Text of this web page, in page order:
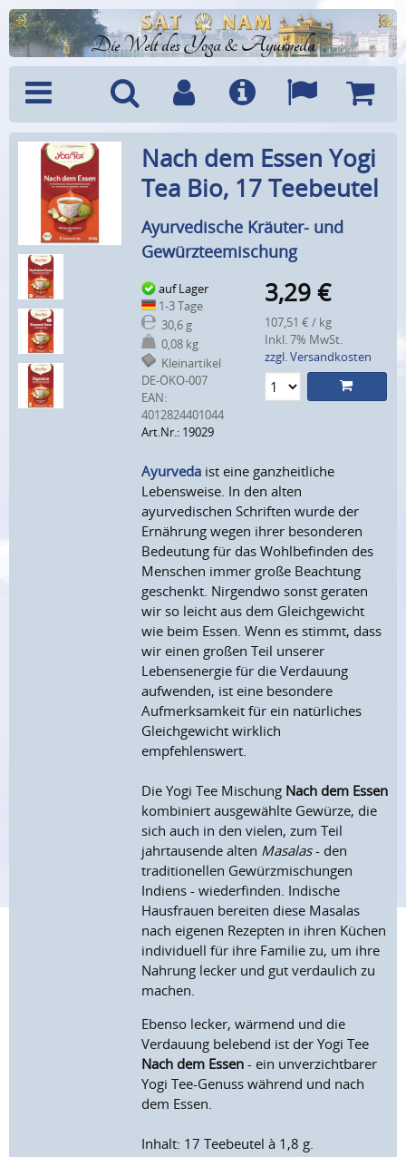
Die Welt des Yoga & Ayurveda
Menü SucheBenutzerkonto
Info Sprachen
Nach dem Essen Yogi
Tea Bio, 17 Teebeutel
Ayurvedische Kräuter- und
Gewürzteemischung
auf Lager
1-3 Tage
30,6 g
0,08 kg
Kleinartikel
DE-ÖKO-007
EAN:
4012824401044
Art.Nr.: 19029
3,29 €
107,51 € / kg
Inkl. 7% MwSt.
zzgl. Versandkosten
Ayurveda ist eine ganzheitliche
Lebensweise. In den alten
ayurvedischen Schriften wurde der
Ernährung wegen ihrer besonderen
Bedeutung für das Wohlbefinden des
Menschen immer große Beachtung
geschenkt. Nirgendwo sonst geraten
wir so leicht aus dem Gleichgewicht
wie beim Essen. Wenn es stimmt, dass
wir einen großen Teil unserer
Lebensenergie für die Verdauung
aufwenden, ist eine besondere
Aufmerksamkeit für ein natürliches
Gleichgewicht wirklich
empfehlenswert.
Die Yogi Tee Mischung Nach dem Essen
kombiniert ausgewählte Gewürze, die
sich auch in den vielen, zum Teil
jahrtausende alten Masalas- den
traditionellen Gewürzmischungen
Indiens - wiederfinden. Indische
Hausfrauen bereiten diese Masalas
nach eigenen Rezepten in ihren Küchen
individuell für ihre Familie zu, um ihre
Nahrung lecker und gut verdaulich zu
machen.
Ebenso lecker, wärmend und die
Verdauung belebend ist der Yogi Tee
Nach dem Essen - ein unverzichtbarer
Yogi Tee-Genuss während und nach
dem Essen.
Inhalt: 17 Teebeutel à 1,8 g.